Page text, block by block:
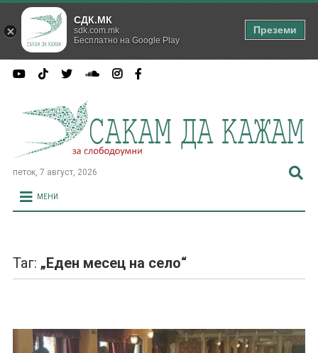
петок, 7 август, 2026
МЕНИ
Таг: „Еден месец на село“
СДК.МК
sdk.com.mk
Бесплатно на Google Play
Преземи